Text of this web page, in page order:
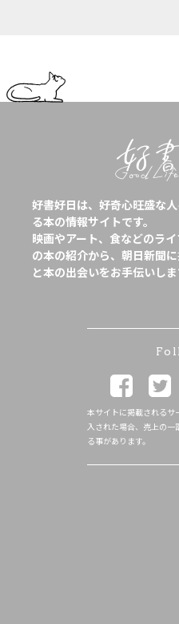
好書好日は、好奇心旺盛な
る本の情報サイトです。
映画やアート、食などのラ
の本の紹介から、朝日新聞
と本の出会いをお手伝いしま
本サイトに掲載されるサ
入された場合、売上の一
る事があります。